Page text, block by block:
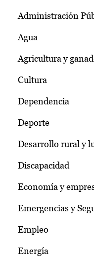
Administración
Agua
Agricultura y
Cultura
Dependencia
Deporte
Desarrollo rural y
Discapacidad
Economía y
Emergencias y
Empleo
Energía